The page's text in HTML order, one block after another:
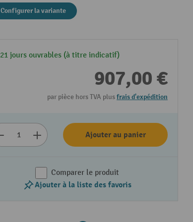
Configurer la variante
21 jours ouvrables (à titre indicatif)
907,00 €
par pièce hors TVA plusfrais d'expédition
Ajouter au panier
Comparer le produit
Ajouter à la liste des favoris